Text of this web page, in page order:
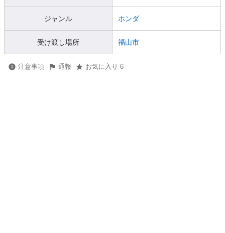
ジャンル ホンダ
受け渡し場所 福山市
注意事項 通報 お気に入り 6